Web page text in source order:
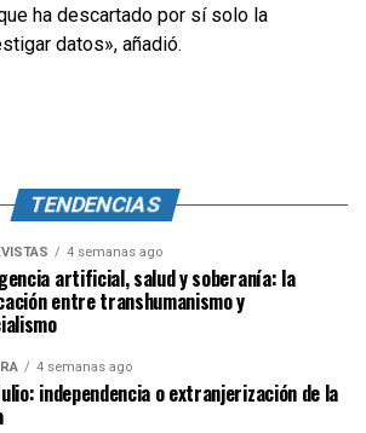
ha descartado por sí solo la
datos», añadió.
TENDENCIAS
4 semanas ago
artificial, salud y soberanía: la
entre transhumanismo y
4 semanas ago
independencia o extranjerización de la